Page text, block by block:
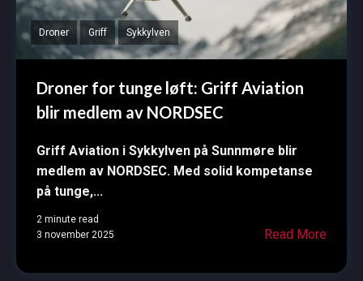
Droner Griff Sykkylven
Droner for tunge løft: Griff Aviation
blir medlem av NORDSEC
Griff Aviation i Sykkylven på Sunnmøre blir
medlem av NORDSEC. Med solid kompetanse
på tunge,...
2 minute read
3 november 2025
Read More